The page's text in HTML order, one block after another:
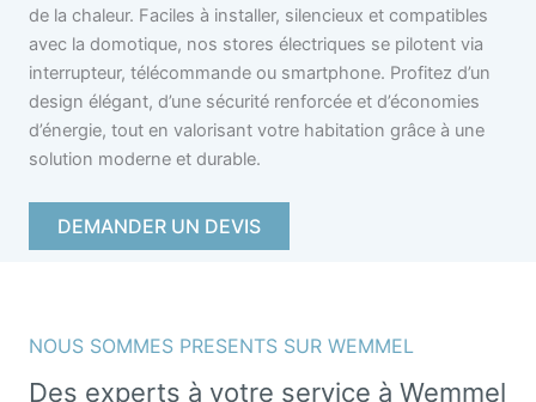
de la chaleur. Faciles à installer, silencieux et compatibles
avec la domotique, nos stores électriques se pilotent via
interrupteur, télécommande ou smartphone. Profitez d’un
design élégant, d’une sécurité renforcée et d’économies
d’énergie, tout en valorisant votre habitation grâce à une
solution moderne et durable.
DEMANDER UN DEVIS
NOUS SOMMES PRESENTS SUR WEMMEL
Des experts à votre service à Wemmel